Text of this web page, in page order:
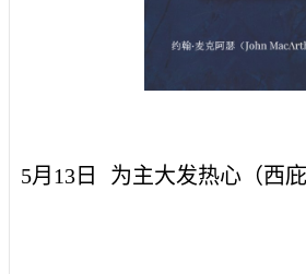
5月13日 为主大发热心（西